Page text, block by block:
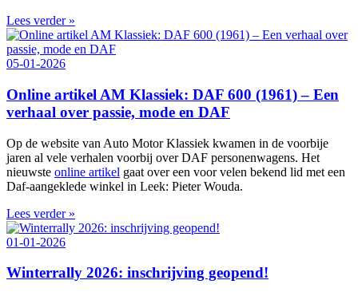
Lees verder »
05-01-2026
Online artikel AM Klassiek: DAF 600 (1961) – Een
verhaal over passie, mode en DAF
Op de website van Auto Motor Klassiek kwamen in de voorbije
jaren al vele verhalen voorbij over DAF personenwagens. Het
nieuwste online artikel gaat over een voor velen bekend lid met een
Daf-aangeklede winkel in Leek: Pieter Wouda.
Lees verder »
01-01-2026
Winterrally 2026: inschrijving geopend!